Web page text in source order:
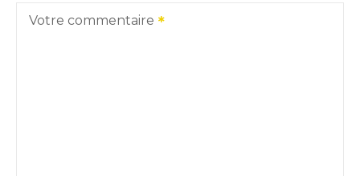
Votre commentaire